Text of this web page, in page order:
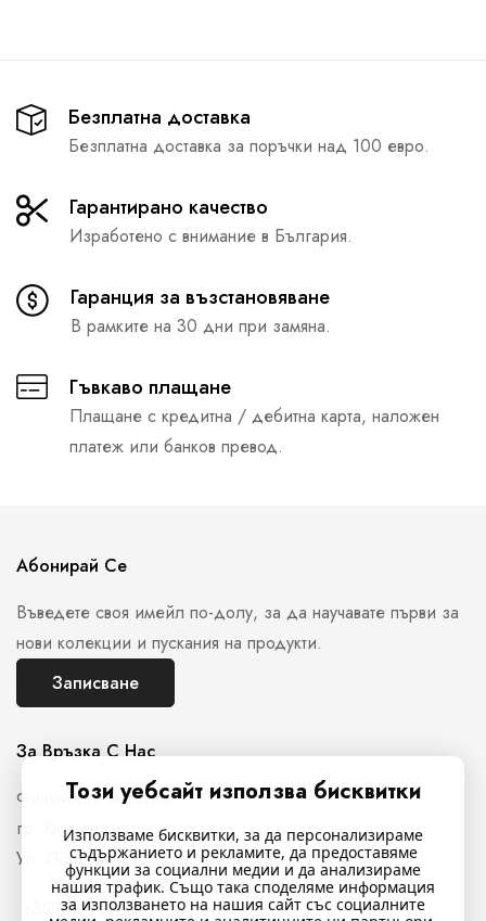
Безплатна доставка
Безплатна доставка за поръчки над 100 евро.
Гарантирано качество
Изработено с внимание в България.
Гаранция за възстановяване
В рамките на 30 дни при замяна.
Гъвкаво плащане
Плащане с кредитна / дебитна карта, наложен
платеж или банков превод.
За Връзка С Нас
Физически магазин
гр. Кюстендил,
Ул. Полковник Стефан Манов N26
+359897761716
Абонирай Се
Въведете своя имейл по-долу, за да научавате първи за
нови колекции и пускания на продукти.
Записване
Този уебсайт използва бисквитки
Използваме бисквитки, за да персонализираме
съдържанието и рекламите, да предоставяме
функции за социални медии и да анализираме
нашия трафик. Също така споделяме информация
за използването на нашия сайт със социалните